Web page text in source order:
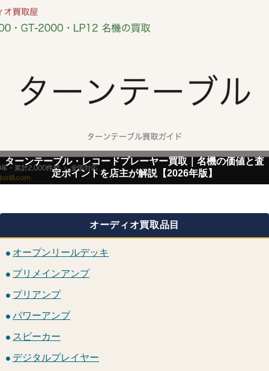
ターンテーブル・レコードプレーヤー買取｜名機の価値と査
定ポイントを店主が解説【2026年版】
オーディオ買取品目
オープンリールデッキ
プリメインアンプ
プリアンプ
パワーアンプ
スピーカー
デジタルプレイヤー